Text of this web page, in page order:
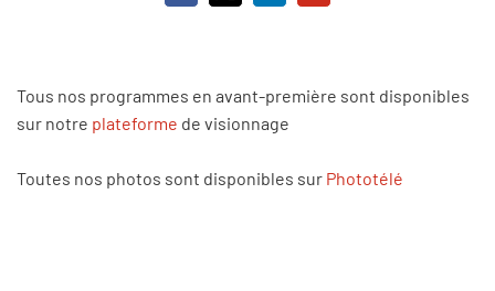
Tous nos programmes en avant-première sont disponibles
sur notre plateforme de visionnage
Toutes nos photos sont disponibles sur Phototélé